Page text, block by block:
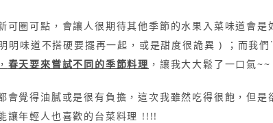
可圈可點，會讓人很期待其他季節的水果入菜味道會
明味道不搭硬要擺再一起，或是甜度很詭異 ) ；而我們
， 春天要來嘗試不同的季節料理 ，讓我大大鬆了一口氣~~
會覺得油膩或是很有負擔，這次我雖然吃得很飽，但
讓年輕人也喜歡的台菜料理 !!!!